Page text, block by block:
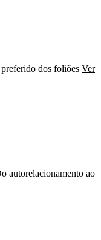
dos foliões Ver
autorelacionamento ao